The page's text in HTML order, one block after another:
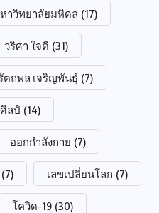
าวิทยาลัยมหิดล (17)
วริศา ใจดี (31)
ตถพล เจริญพันธุ์ (7)
ลป์ (14)
ออกกำลังกาย (7)
(7) เลขเปลี่ยนโลก (7)
โควิด-19 (30)